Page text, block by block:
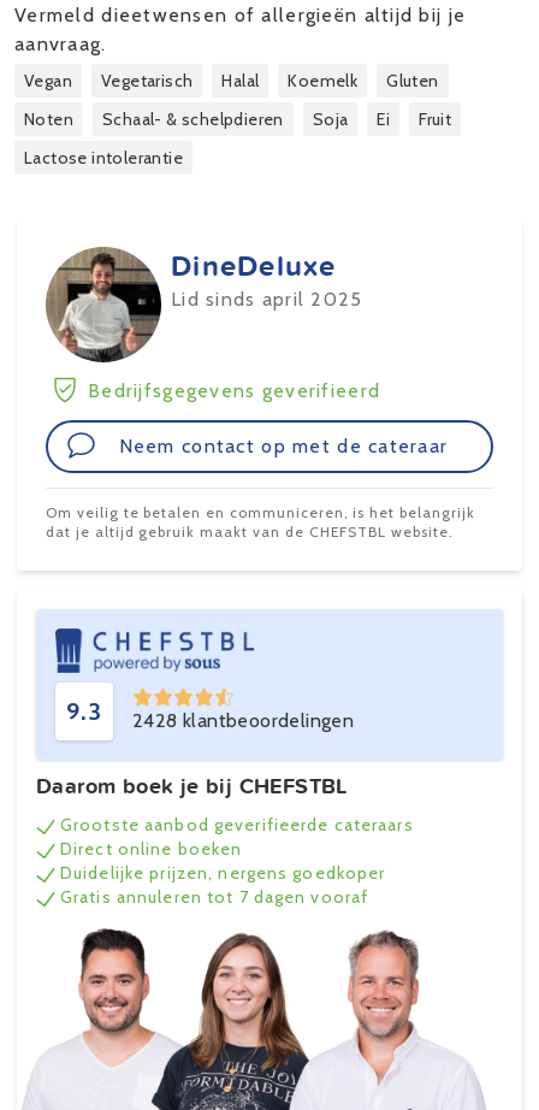
Vermeld dieetwensen of allergieën altijd bij je
aanvraag.
Vegan Vegetarisch Halal Koemelk
Gluten
Noten
Schaal- & schelpdieren Soja Ei
Fruit
Lactose intolerantie
DineDeluxe
Lid sinds april 2025
Bedrijfsgegevens geverifieerd
Neem contact op met de cateraar
Om veilig te betalen en communiceren, is het belangrijk
dat je altijd gebruik maakt van de CHEFSTBL website.
9.3 2428 klantbeoordelingen
Daarom boek je bij CHEFSTBL
Grootste aanbod geverifieerde cateraars
Direct online boeken
Duidelijke prijzen, nergens goedkoper
Gratis annuleren tot 7 dagen vooraf